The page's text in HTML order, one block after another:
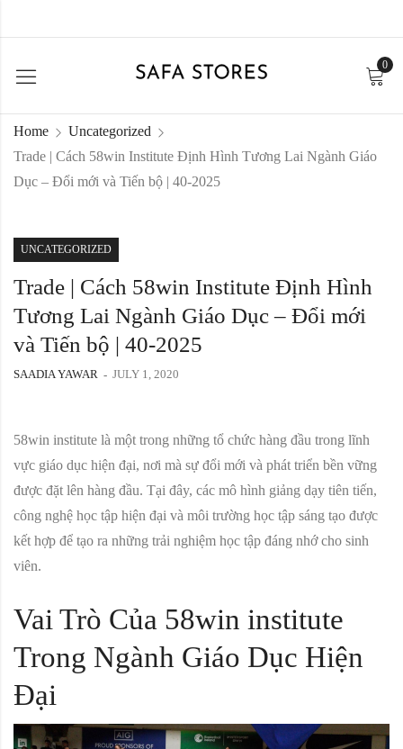
0
Home
Uncategorized
Trade | Cách 58win Institute Định Hình Tương Lai Ngành Giáo
Dục – Đổi mới và Tiến bộ | 40-2025
UNCATEGORIZED
Trade | Cách 58win Institute Định Hình
Tương Lai Ngành Giáo Dục – Đổi mới
và Tiến bộ | 40-2025
SAADIA YAWAR JULY 1, 2020
58win institute là một trong những tổ chức hàng đầu trong lĩnh
vực giáo dục hiện đại, nơi mà sự đổi mới và phát triển bền vững
được đặt lên hàng đầu. Tại đây, các mô hình giảng dạy tiên tiến,
công nghệ học tập hiện đại và môi trường học tập sáng tạo được
kết hợp để tạo ra những trải nghiệm học tập đáng nhớ cho sinh
viên.
Vai Trò Của 58win institute
Trong Ngành Giáo Dục Hiện
Đại